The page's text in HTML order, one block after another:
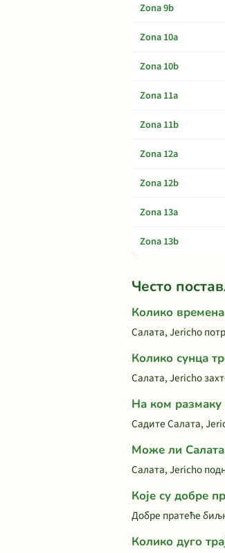
Zona 9b
Zona 10a
Zona 10b
Zona 11a
Zona 11b
Zona 12a
Zona 12b
Zona 13a
Zona 13b
Често
Колико времена
Салата, Jericho
Колико сунца
Салата, Jericho
На ком размаку
Садите Салата,
Може ли
Салата, Jericho
Које су добре
Добре пратеће
Колико дуго